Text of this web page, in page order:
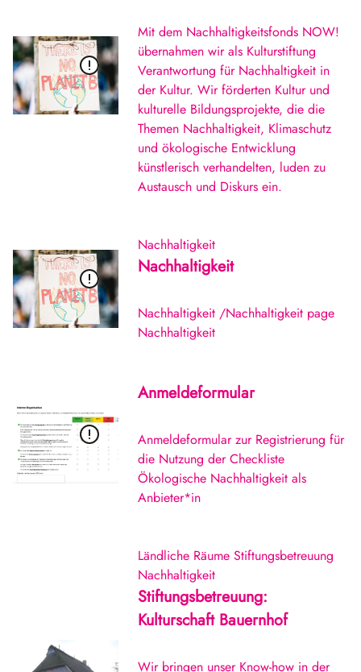
Mit dem Nachhaltigkeitsfonds NOW!
übernahmen wir als Kulturstiftung
Verantwortung für Nachhaltigkeit in
der Kultur. Wir förderten Kultur und
kulturelle Bildungsprojekte, die die
Themen Nachhaltigkeit, Klimaschutz
und ökologische Entwicklung
künstlerisch verhandelten, luden zu
Austausch und Diskurs ein.
Nachhaltigkeit
Nachhaltigkeit
Nachhaltigkeit /Nachhaltigkeit page
Nachhaltigkeit
Anmeldeformular
Anmeldeformular zur Registrierung für
die Nutzung der Checkliste
Ökologische Nachhaltigkeit als
Anbieter*in
Ländliche Räume Stiftungsbetreuung
Nachhaltigkeit
Stiftungsbetreuung:
Kulturschaft Bauernhof
Wir bringen unser Know-how in der